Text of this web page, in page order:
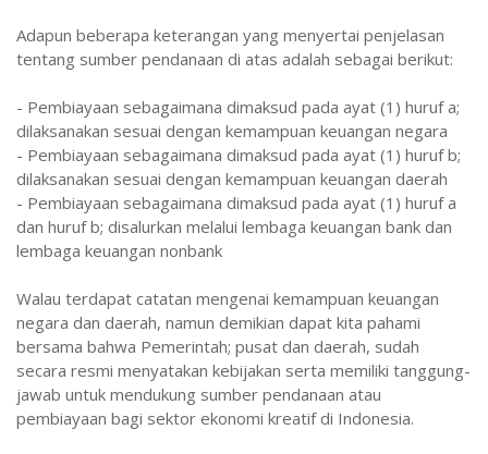
Adapun beberapa keterangan yang menyertai penjelasan
tentang sumber pendanaan di atas adalah sebagai berikut:
- Pembiayaan sebagaimana dimaksud pada ayat (1) huruf a;
dilaksanakan sesuai dengan kemampuan keuangan negara
- Pembiayaan sebagaimana dimaksud pada ayat (1) huruf b;
dilaksanakan sesuai dengan kemampuan keuangan daerah
- Pembiayaan sebagaimana dimaksud pada ayat (1) huruf a
dan huruf b; disalurkan melalui lembaga keuangan bank dan
lembaga keuangan nonbank
Walau terdapat catatan mengenai kemampuan keuangan
negara dan daerah, namun demikian dapat kita pahami
bersama bahwa Pemerintah; pusat dan daerah, sudah
secara resmi menyatakan kebijakan serta memiliki tanggung-
jawab untuk mendukung sumber pendanaan atau
pembiayaan bagi sektor ekonomi kreatif di Indonesia.